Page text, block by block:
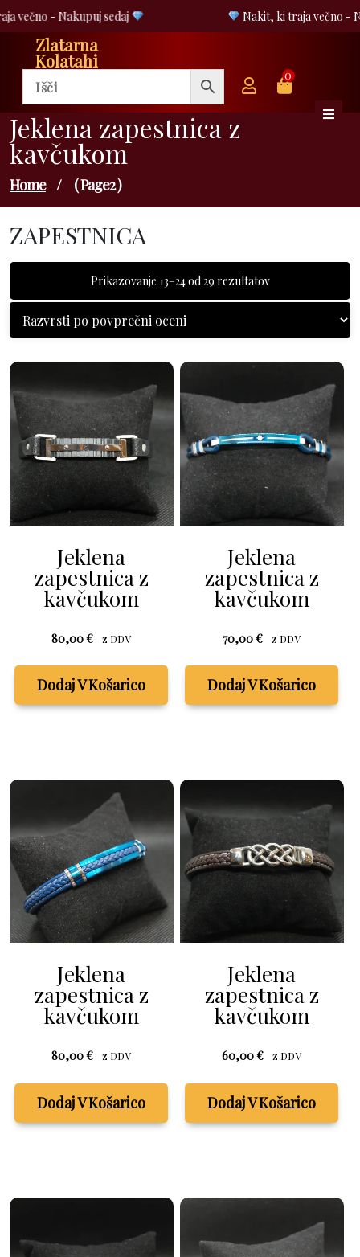
Skip
to
content
večno - Nakupuj sedaj Nakit, ki traja večno -
Zlatarna
Kolatahi
0
Jeklena zapestnica z
kavčukom
Home / ( Page2 )
ZAPESTNICA
Prikazovanje 13–24 od 29 rezultatovRazvrščeno
po
Jeklena
zapestnica z
kavčukom
80,00€ z DDV
Dodaj V Košarico
Jeklena
zapestnica z
kavčukom
70,00€ z DDV
Dodaj V Košarico
Jeklena
zapestnica z
kavčukom
80,00€ z DDV
Dodaj V Košarico
Jeklena
zapestnica z
kavčukom
60,00€ z DDV
Dodaj V Košarico